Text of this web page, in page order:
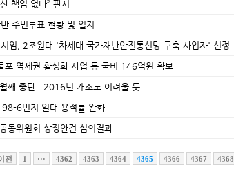
책임 없다” 판시
주민투표 현황 및 일지
엄, 2조원대 '차세대 국가재난안전통신망 구축 사업자' 선정
포 역세권 활성화 사업 등 국비 146억원 확보
째 중단...2016년 개소도 어려울 듯
6번지 일대 용적률 완화
동위원회 상정안건 심의결과
전 1 ··· 4362 4363 4364 4365 4366 4367 4368